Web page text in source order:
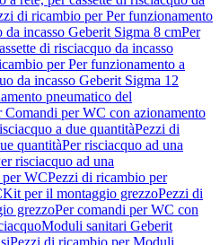
di ricambio per Per funzionamento
da incasso Geberit Sigma 8 cmPer
di risciacquo da incasso
per Per funzionamento a
da incasso Geberit Sigma 12
pneumatico del
Comandi per WC con azionamento
a due quantitàPezzi di
quantitàPer risciacquo ad una
risciacquo ad una
per WCPezzi di ricambio per
Kit per il montaggio grezzoPezzi di
grezzoPer comandi per WC con
Moduli sanitari Geberit
Pezzi di ricambio per Moduli